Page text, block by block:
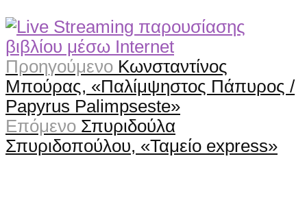
Προηγούμενο Κωνσταντίνος
Μπούρας, «Παλίμψηστος Πάπυρος /
Papyrus Palimpseste»
Επόμενο Σπυριδούλα
Σπυριδοπούλου, «Ταμείο express»